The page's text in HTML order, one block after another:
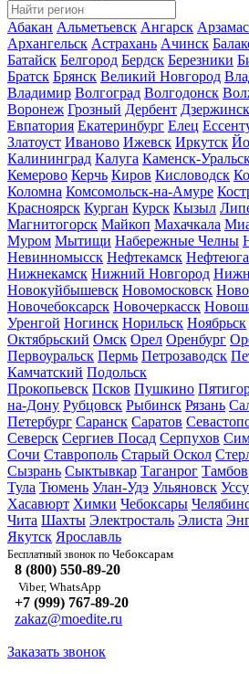
Абакан Альметьевск Ангарск Арзамас
Архангельск Астрахань Ачинск
Батайск Белгород Бердск Березники
Братск Брянск Великий Новгород
Владимир Волгоград Волгодонск
Воронеж Грозный Дербент Дзержинск
Евпатория Екатеринбург Елец
Златоуст Иваново Ижевск Иркутск
Калининград Калуга Каменск-
Кемерово Керчь Киров Кисловодск
Коломна Комсомольск-на-Амуре
Красноярск Курган Курск Кызыл
Магнитогорск Майкоп Махачкала
Муром Мытищи Набережные Челны
Невинномысск Нефтекамск
Нижнекамск Нижний Новгород
Новокуйбышевск Новомосковск
Новочебоксарск Новочеркасск
Уренгой Ногинск Норильск Ноябрьск
Октябрьский Омск Орел Оренбург
Первоуральск Пермь Петрозаводск
Камчатский Подольск
Прокопьевск Псков Пушкино
на-Дону Рубцовск Рыбинск Рязань
Петербург Саранск Саратов
Северск Сергиев Посад Серпухов
Сочи Ставрополь Старый Оскол
Сызрань Сыктывкар Таганрог Тамбов
Тула Тюмень Улан-Удэ Ульяновск
Хасавюрт Химки Чебоксары
Чита Шахты Электросталь Элиста
Якутск Ярославль
Бесплатный звонок по Чебоксарам
8 (800) 550-89-20
Viber, WhatsApp
+7 (999) 767-89-20
zakaz@moedite.ru
Заказать звонок